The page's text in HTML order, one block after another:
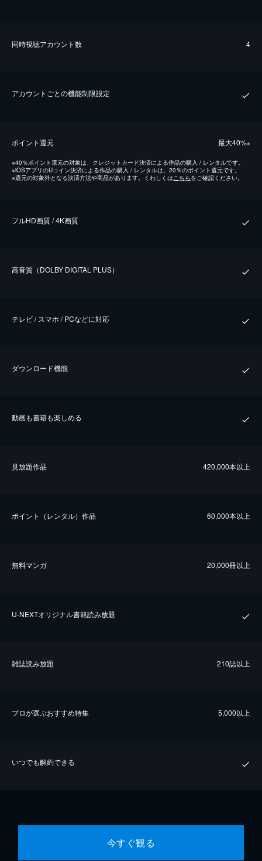
同時視聴アカウント数 4
アカウントごとの機能制限設定
ポイント還元 最⼤40%※
※40％ポイント還元の対象は、クレジットカード決済による作品の購入 / レンタルです。
※iOSアプリのUコイン決済による作品の購入 / レンタルは、20％のポイント還元です。
※還元の対象外となる決済方法や商品があります。くわしくはこちらをご確認ください。
フルHD画質 / 4K画質
⾼⾳質（DOLBY DIGITAL PLUS）
テレビ / スマホ / PCなどに対応
ダウンロード機能
動画も書籍も楽しめる
⾒放題作品 420,000本以上
ポイント（レンタル）作品 60,000本以上
無料マンガ 20,000冊以上
U-NEXTオリジナル書籍読み放題
雑誌読み放題 210誌以上
プロが選ぶおすすめ特集 5,000以上
いつでも解約できる
今すぐ観る